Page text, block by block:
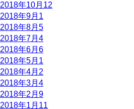
2018年10月 12
2018年9月 1
2018年8月 5
2018年7月 4
2018年6月 6
2018年5月 1
2018年4月 2
2018年3月 4
2018年2月 9
2018年1月 11